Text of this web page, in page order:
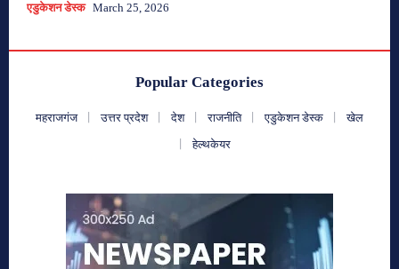
एडुकेशन डेस्क March 25, 2026
Popular Categories
महराजगंज उत्तर प्रदेश देश राजनीति एडुकेशन डेस्क
खेल
हेल्थकेयर